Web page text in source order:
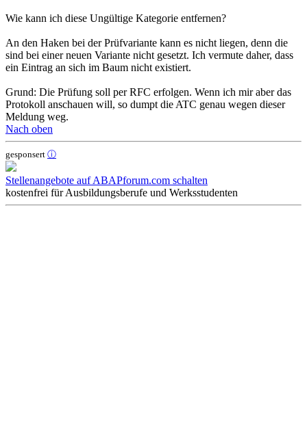
Wie kann ich diese Ungültige Kategorie entfernen?
An den Haken bei der Prüfvariante kann es nicht liegen, denn die
sind bei einer neuen Variante nicht gesetzt. Ich vermute daher, dass
ein Eintrag an sich im Baum nicht existiert.
Grund: Die Prüfung soll per RFC erfolgen. Wenn ich mir aber das
Protokoll anschauen will, so dumpt die ATC genau wegen dieser
Meldung weg.
Nach oben
gesponsert ⓘ
Stellenangebote auf ABAPforum.com schalten
kostenfrei für Ausbildungsberufe und Werksstudenten